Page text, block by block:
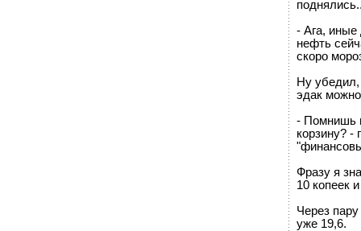
- Ага, иные
нефть
скоро
Ну
эдак
- Помнишь
корзину? -
Фразу я
10 копеек
Через
уже 19,6.